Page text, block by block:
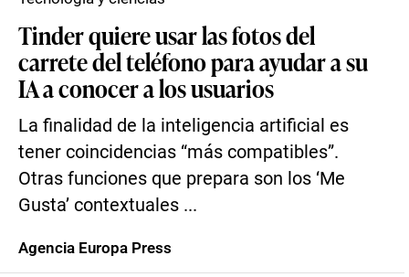
Tinder quiere usar las fotos del
carrete del teléfono para ayudar a su
IA a conocer a los usuarios
La finalidad de la inteligencia artificial es
tener coincidencias “más compatibles”.
Otras funciones que prepara son los ‘Me
Gusta’ contextuales ...
Agencia Europa Press